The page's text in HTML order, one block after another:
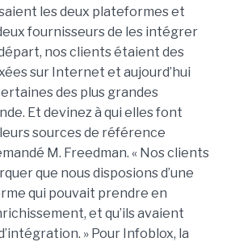
les deux plateformes et
fournisseurs de les intégrer
nos clients étaient des
sur Internet et aujourd’hui
des plus grandes
Et devinez à qui elles font
sources de référence
M. Freedman. « Nos clients
que nous disposions d’une
qui pouvait prendre en
et qu’ils avaient
» Pour Infoblox, la